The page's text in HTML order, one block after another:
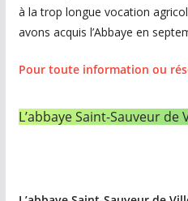
à la trop longue vocation
avons acquis l’Abbaye en
Pour toute information ou
L’abbaye Saint-Sauveur de